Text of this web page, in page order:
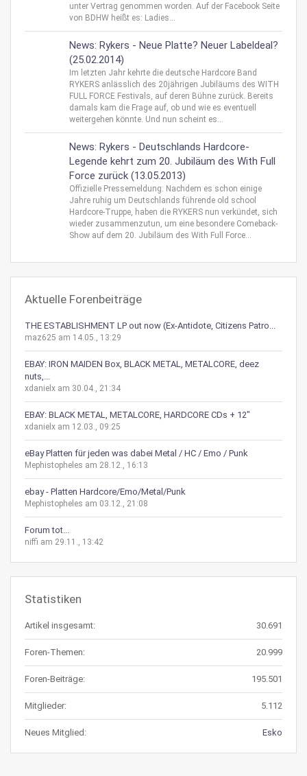
unter Vertrag genommen worden. Auf der Facebook Seite
von BDHW heißt es: Ladies...
News: Rykers - Neue Platte? Neuer Labeldeal?
(25.02.2014)
Im letzten Jahr kehrte die deutsche Hardcore Band
RYKERS anlässlich des 20jährigen Jubiläums des WITH
FULL FORCE Festivals, auf deren Bühne zurück. Bereits
damals kam die Frage auf, ob und wie es eventuell
weitergehen könnte. Und nun scheint es...
News: Rykers - Deutschlands Hardcore-
Legende kehrt zum 20. Jubiläum des With Full
Force zurück (13.05.2013)
Offizielle Pressemeldung: Nachdem es schon einige
Jahre ruhig um Deutschlands führende old school
Hardcore-Truppe, haben die RYKERS nun verkündet, sich
wieder zusammenzutun, um eine besondere Comeback-
Show auf dem 20. Jubiläum des With Full Force...
Aktuelle Forenbeiträge
THE ESTABLISHMENT LP out now (Ex-Antidote, Citizens Patro...
maz625 am 14.05., 13:29
EBAY: IRON MAIDEN Box, BLACK METAL, METALCORE, deez
nuts,...
xdanielx am 30.04., 21:34
EBAY: BLACK METAL, METALCORE, HARDCORE CDs + 12"
xdanielx am 12.03., 09:25
eBay Platten für jeden was dabei Metal / HC / Emo / Punk
Mephistopheles am 28.12., 16:13
ebay - Platten Hardcore/Emo/Metal/Punk
Mephistopheles am 03.12., 21:08
Forum tot...
niffi am 29.11., 13:42
Statistiken
Artikel insgesamt: 30.691
Foren-Themen: 20.999
Foren-Beiträge: 195.501
Mitglieder: 5.112
Neues Mitglied: Esko